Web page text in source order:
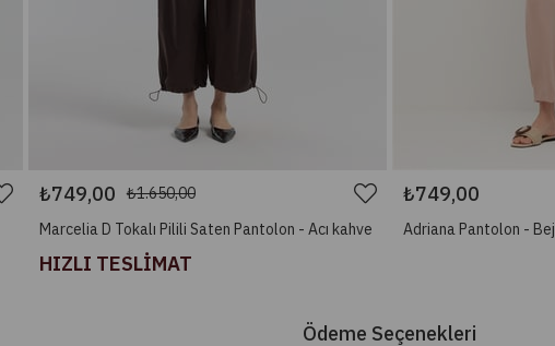
₺749,00 ₺1.650,00
Marcelia D Tokalı Pilili Saten Pantolon - Acı kahve
HIZLI TESLİMAT
₺749,00
Adriana Pantolon - Bej
Ödeme Seçenekleri